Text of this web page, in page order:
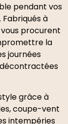
pendant vos
à
procurent
la
journées
décontractées
grâce à
coupe-vent
intempéries